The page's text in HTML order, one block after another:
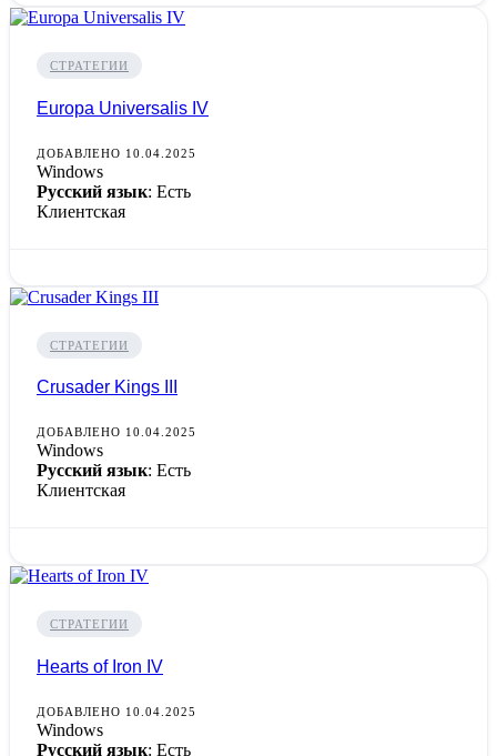
СТРАТЕГИИ
Europa Universalis IV
ДОБАВЛЕНО 10.04.2025
Windows
Русский язык: Есть
Клиентская
СТРАТЕГИИ
Crusader Kings III
ДОБАВЛЕНО 10.04.2025
Windows
Русский язык: Есть
Клиентская
СТРАТЕГИИ
Hearts of Iron IV
ДОБАВЛЕНО 10.04.2025
Windows
Русский язык: Есть